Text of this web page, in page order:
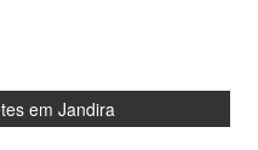
em Jandira